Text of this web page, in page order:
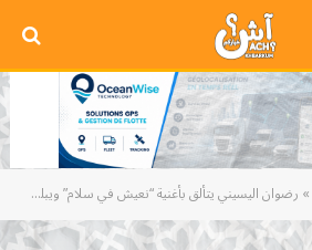
» رضوان اليسيني يتألق بأغنية “نعيش في سلام” ويبلغ مليون مشاهدة على يوتيوب